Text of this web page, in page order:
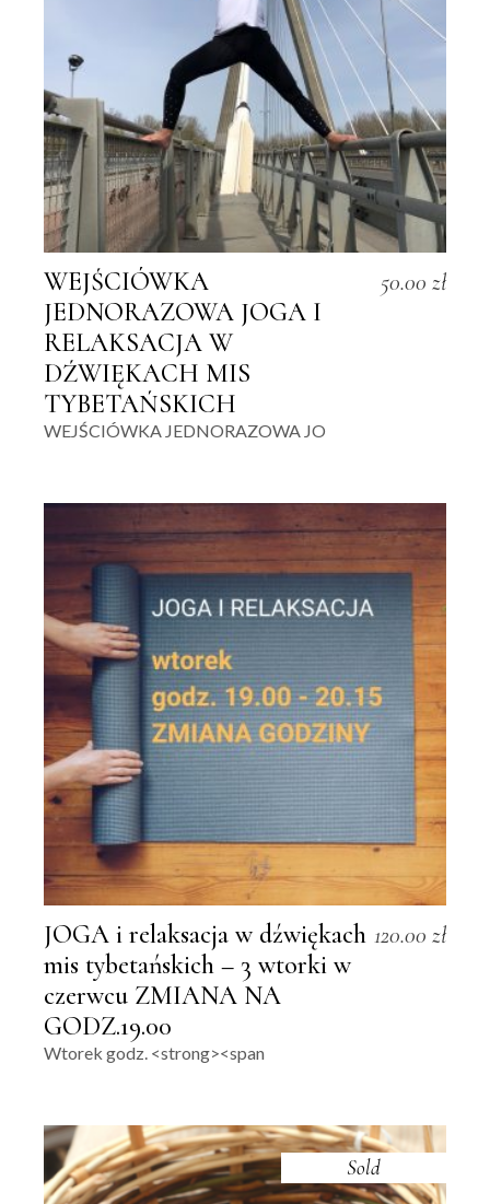
WEJŚCIÓWKA
JEDNORAZOWA JOGA I
RELAKSACJA W
DŹWIĘKACH MIS
TYBETAŃSKICH
50.00 zł
WEJŚCIÓWKA JEDNORAZOWA JO
JOGA i relaksacja w dźwiękach
mis tybetańskich – 3 wtorki w
czerwcu ZMIANA NA
GODZ.19.00
120.00 zł
Wtorek godz. <strong><span
Sold